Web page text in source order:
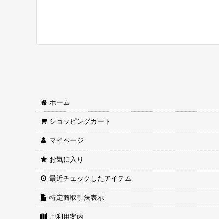
ホーム
ショッピングカート
マイページ
お気に入り
最近チェックしたアイテム
特定商取引法表示
ご利用案内